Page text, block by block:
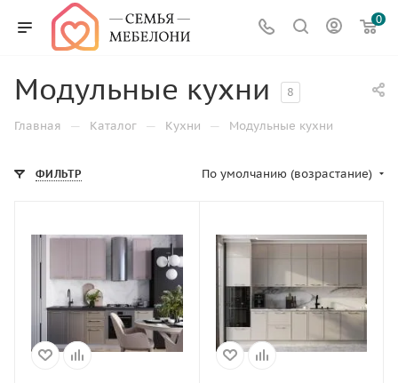
0
Модульные кухни 8
Главная — Каталог — Кухни — Модульные кухни
ФИЛЬТР По умолчанию (возрастание)